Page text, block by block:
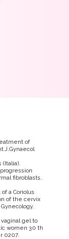
of
(Italia).
fibroblasts.
a Coriolus
of the cervix
gel to
women 30 th
0207.